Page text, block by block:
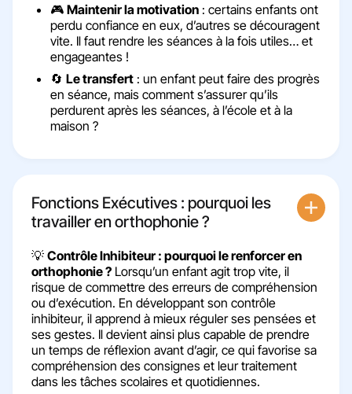
🎮 Maintenir la motivation : certains enfants ont
perdu confiance en eux, d’autres se découragent
vite. Il faut rendre les séances à la fois utiles… et
engageantes !
🔄 Le transfert : un enfant peut faire des progrès
en séance, mais comment s’assurer qu’ils
perdurent après les séances, à l’école et à la
maison ?
Fonctions Exécutives : pourquoi les
travailler en orthophonie ?
💡 Contrôle Inhibiteur : pourquoi le renforcer en
orthophonie ? Lorsqu’un enfant agit trop vite, il
risque de commettre des erreurs de compréhension
ou d’exécution. En développant son contrôle
inhibiteur, il apprend à mieux réguler ses pensées et
ses gestes. Il devient ainsi plus capable de prendre
un temps de réflexion avant d’agir, ce qui favorise sa
compréhension des consignes et leur traitement
dans les tâches scolaires et quotidiennes.